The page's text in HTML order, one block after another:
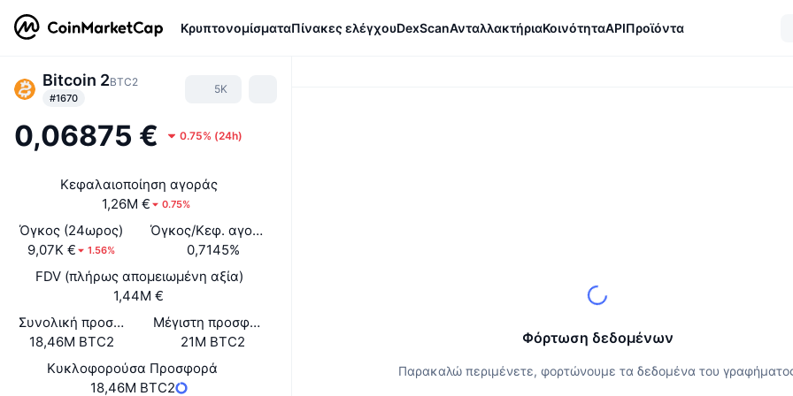
ΚρυπτονομίσματαΠίνακες ελέγχουDexScanΑνταλλακτήριαΚοινότηταAPIΠροϊόντα
Bitcoin 2BTC2
#1670
5K
0,06875 € 0.75% (24h)
Κεφαλαιοποίηση αγοράς
1,26M €
0.75%
Όγκος (24ωρος)
9,07K €
1.56%
Όγκος/Κεφ. αγοράς (24ώ)
0,7145%
FDV (πλήρως απομειωμένη αξία)
1,44M €
Συνολική προσφορά
18,46M BTC2
Μέγιστη προσφορά
21M BTC2
Κυκλοφορούσα Προσφορά
18,46M BTC2
Φόρτωση δεδομένων
Παρακαλώ περιμένετε, φορτώνουμε τα δεδομένα του